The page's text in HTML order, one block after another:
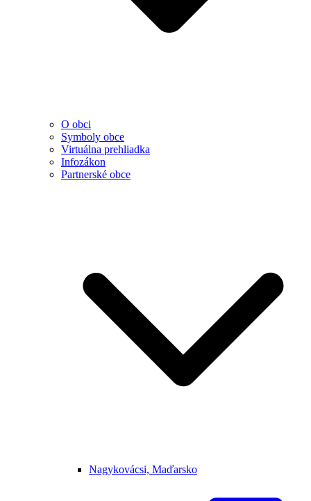
O obci
Symboly obce
Virtuálna prehliadka
Infozákon
Partnerské obce
Nagykovácsi, Maďarsko